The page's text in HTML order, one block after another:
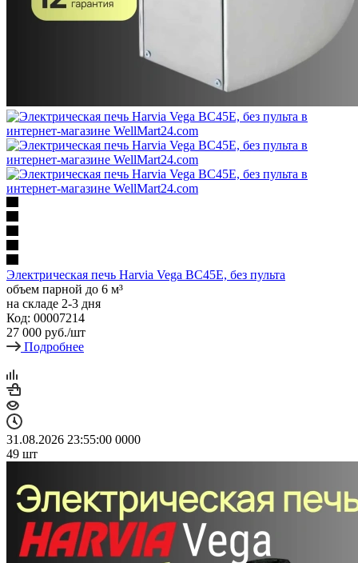
Электрическая печь Harvia Vega BC45E, без пульта
объем парной до 6 м³
на складе 2-3 дня
Код: 00007214
27 000 руб./шт
Подробнее
31.08.2026 23:55:00 0000
49 шт